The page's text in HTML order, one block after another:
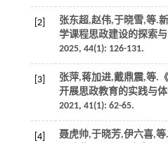
[2] 张东超,赵伟,于晓雪,等.
学课程思政建设的探索
2025, 44(1): 126-131.
[3] 张萍,蒋加进,戴鼎震,等.
开展思政教育的实践与
2021, 41(1): 62-65.
[4] 聂虎帅,于晓芳,伊六喜,等